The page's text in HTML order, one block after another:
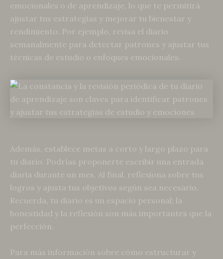
emocionales o de aprendizaje, lo que te permitirá
ajustar tus estrategias y mejorar tu bienestar y
rendimiento. Por ejemplo, revisa el diario
semanalmente para detectar patrones y ajustar tus
técnicas de estudio o enfoques emocionales.
Además, establece metas a corto y largo plazo para
tu diario. Podrías proponerte escribir una entrada
diaria durante un mes. Al final, reflexiona sobre tus
logros y ajusta tus objetivos según sea necesario.
Recuerda, tu diario es un espacio personal; la
honestidad y la reflexión son más importantes que la
perfección.
Para más información sobre cómo estructurar y